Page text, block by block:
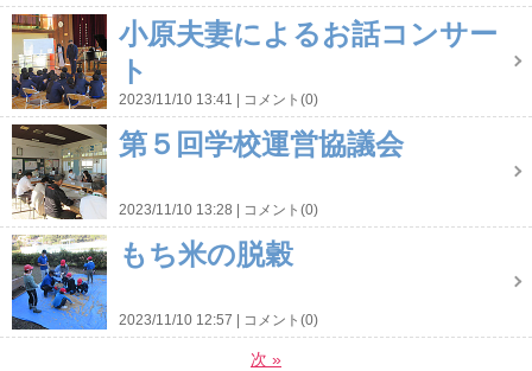
小原夫妻によるお話コンサー
ト
2023/11/10 13:41 コメント(0)
第５回学校運営協議会
2023/11/10 13:28 コメント(0)
もち米の脱穀
2023/11/10 12:57 コメント(0)
次 »